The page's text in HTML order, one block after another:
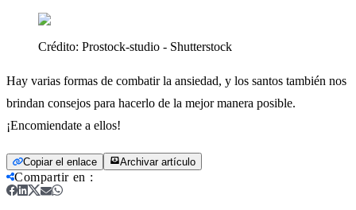
Crédito: Prostock-studio - Shutterstock
Hay varias formas de combatir la ansiedad, y los santos también nos
brindan consejos para hacerlo de la mejor manera posible.
¡Encomiendate a ellos!
Copiar el enlace Archivar artículo
Compartir en :